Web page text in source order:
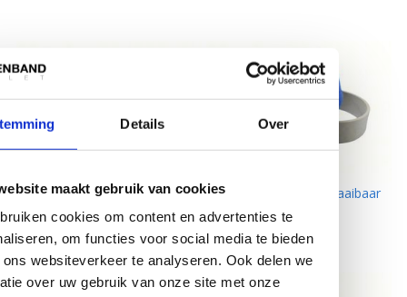
Details Over
maakt gebruik van cookies
cookies om content en advertenties te
om functies voor social media te bieden
ons websiteverkeer te analyseren. Ook delen we
over uw gebruik van onze site met onze
DynaLok Lusband Naaibaar
DynaLok Lusband Naaibaar
Royal Blue